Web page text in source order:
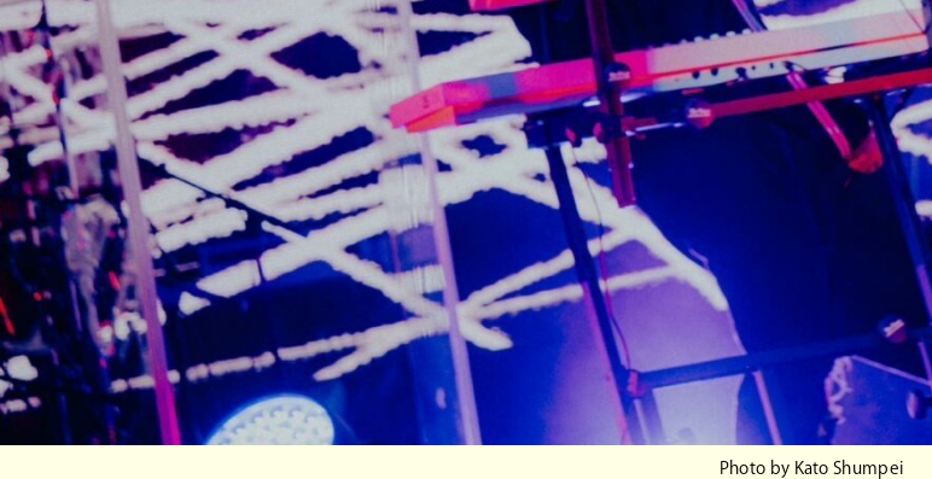
Photo by Kato Shumpei